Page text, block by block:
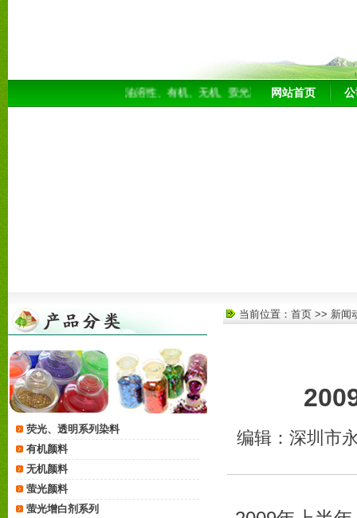
油溶性、有机、无机、萤光系，染料各种银白珠光粉
网站首页
荧光、透明系列染料
有机颜料
无机颜料
萤光颜料
萤光增白剂系列
当前位置： 首页 >> 新闻
编辑：深圳